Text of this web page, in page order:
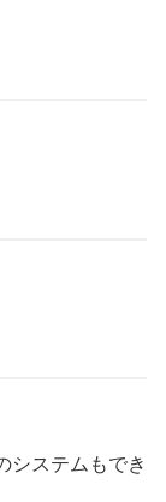
システムもでき